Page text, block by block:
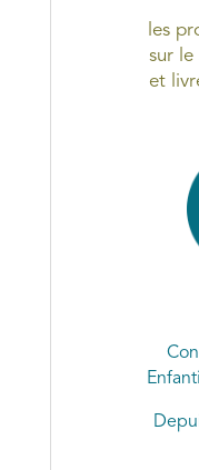
les
sur le
et